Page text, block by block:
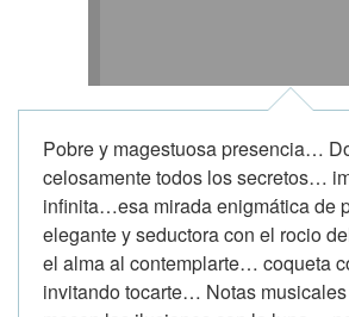
Pobre y magestuosa presencia…
celosamente todos los secretos…
infinita…esa mirada enigmática de
elegante y seductora con el rocio
el alma al contemplarte… coqueta
invitando tocarte… Notas